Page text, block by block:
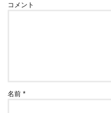
コメント
名前*